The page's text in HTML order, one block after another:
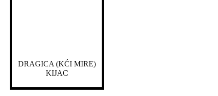
DRAGICA (KĆI MIRE)
KIJAC